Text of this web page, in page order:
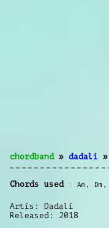
chordband» dadali »
Chords used Am , Dm ,
Artis: Dadali
Released: 2018